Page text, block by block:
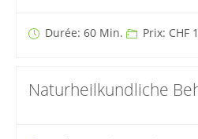
Durée: 60 Min. Prix: CHF
Naturheilkundliche